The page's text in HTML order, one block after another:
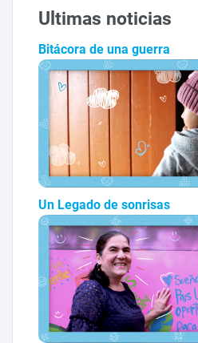
Ultimas noticias
Bitácora de una guerra
Un Legado de sonrisas